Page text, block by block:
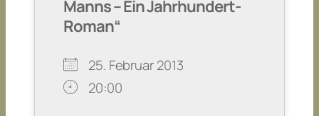
Manns – Ein Jahrhundert-
Roman“
25. Februar 2013
20:00